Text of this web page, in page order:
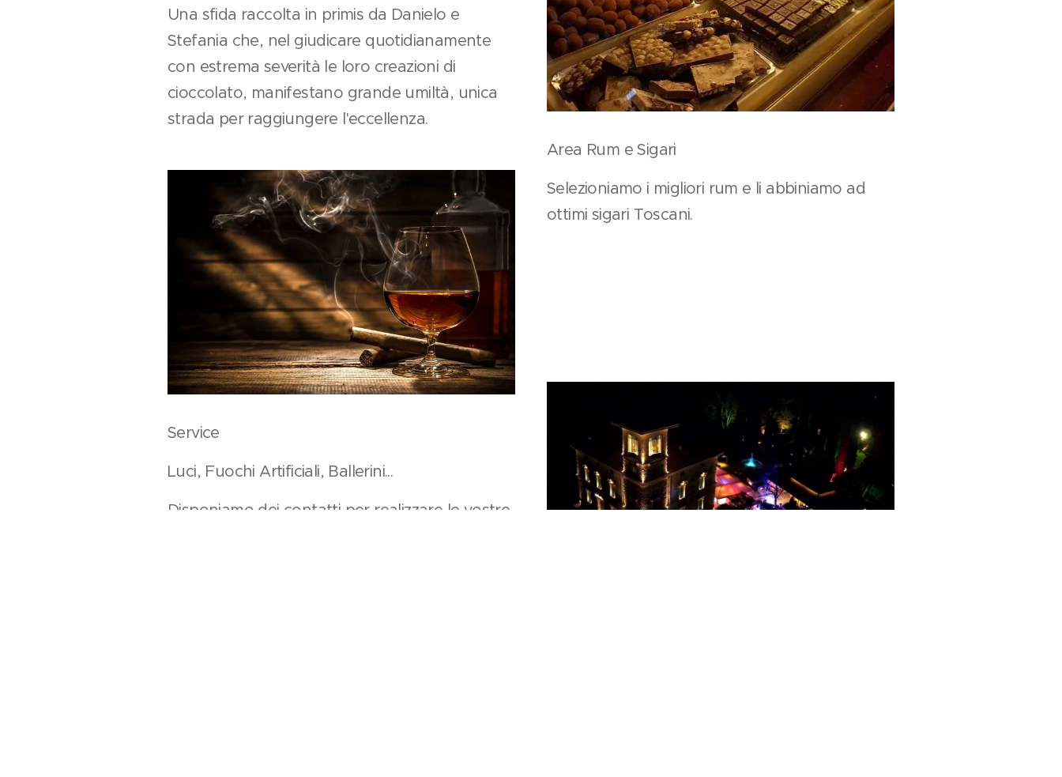
Una sfida raccolta in primis da Danielo e
Stefania che, nel giudicare quotidianamente
con estrema severità le loro creazioni di
cioccolato, manifestano grande umiltà, unica
strada per raggiungere l'eccellenza.
Service
Luci, Fuochi Artificiali, Ballerini...
Disponiamo dei contatti per realizzare le vostre
Area Rum e Sigari
Selezioniamo i migliori rum e li abbiniamo ad
ottimi sigari Toscani.